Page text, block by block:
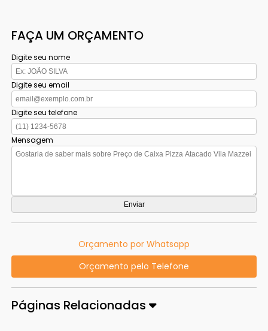
FAÇA UM ORÇAMENTO
Digite seu nome
Digite seu email
Digite seu telefone
Mensagem
Orçamento por Whatsapp
Orçamento pelo Telefone
Páginas Relacionadas